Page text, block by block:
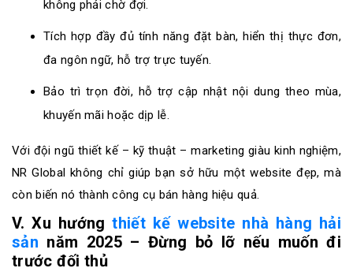
không phải chờ đợi.
Tích hợp đầy đủ tính năng đặt bàn, hiển thị thực đơn,
đa ngôn ngữ, hỗ trợ trực tuyến.
Bảo trì trọn đời, hỗ trợ cập nhật nội dung theo mùa,
khuyến mãi hoặc dịp lễ.
Với đội ngũ thiết kế – kỹ thuật – marketing giàu kinh nghiệm,
NR Global không chỉ giúp bạn sở hữu một website đẹp, mà
còn biến nó thành công cụ bán hàng hiệu quả.
V. Xu hướng thiết kế website nhà hàng hải
sản năm 2025 – Đừng bỏ lỡ nếu muốn đi
trước đối thủ